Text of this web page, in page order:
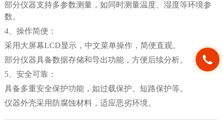
部分仪器支持多参数测量，如同时测量温度、湿度等环境参
数。
4、操作简便：
采用大屏幕LCD显示，中文菜单操作，简便直观。
部分仪器具备数据存储和导出功能，方便后续分析。
5、安全可靠：
具备多重安全保护功能，如过载保护、短路保护等。
仪器外壳采用防腐蚀材料，适应恶劣环境。